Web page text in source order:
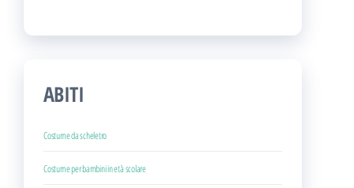
ABITI
Costume da scheletro
Costume per bambini in età scolare